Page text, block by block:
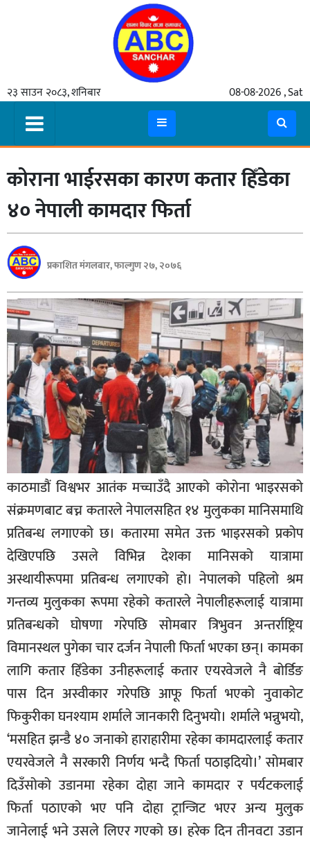
२३ साउन २०८३, शनिबार 08-08-2026 , Sat
समाचार
मुख्य
समाचार
कुटनीती
अर्थ
रसरङ्ग
यौन/
स्वास्थ्य
भिडियो
बिशेष
भिडियो
पत्रपत्रिका
खेलकुद
बिश्व
अचम्म
दुनिया
बिचार
कुराकानी
जीवनशैली
साहित्य
प्रवधि
कोराना भाईरसका कारण कतार हिँडेका
४० नेपाली कामदार फिर्ता
प्रकाशित मंगलबार, फाल्गुण २७, २०७६
काठमाडौं विश्वभर आतंक मच्चाउँदै आएको कोरोना भाइरसको
संक्रमणबाट बच्न कतारले नेपालसहित १४ मुलुकका मानिसमाथि
प्रतिबन्ध लगाएको छ। कतारमा समेत उक्त भाइरसको प्रकोप
देखिएपछि उसले विभिन्न देशका मानिसको यात्रामा
अस्थायीरूपमा प्रतिबन्ध लगाएको हो। नेपालको पहिलो श्रम
गन्तव्य मुलुकका रूपमा रहेको कतारले नेपालीहरूलाई यात्रामा
प्रतिबन्धको घोषणा गरेपछि सोमबार त्रिभुवन अन्तर्राष्ट्रिय
विमानस्थल पुगेका चार दर्जन नेपाली फिर्ता भएका छन्। कामका
लागि कतार हिँडेका उनीहरूलाई कतार एयरवेजले नै बोर्डिङ
पास दिन अस्वीकार गरेपछि आफू फिर्ता भएको नुवाकोट
फिकुरीका घनश्याम शर्माले जानकारी दिनुभयो। शर्माले भन्नुभयो,
‘मसहित झन्डै ४० जनाको हाराहारीमा रहेका कामदारलाई कतार
एयरवेजले नै सरकारी निर्णय भन्दै फिर्ता पठाइदियो।’ सोमबार
दिउँसोको उडानमा रहेका दोहा जाने कामदार र पर्यटकलाई
फिर्ता पठाएको भए पनि दोहा ट्रान्जिट भएर अन्य मुलुक
जानेलाई भने उसले लिएर गएको छ। हरेक दिन तीनवटा उडान